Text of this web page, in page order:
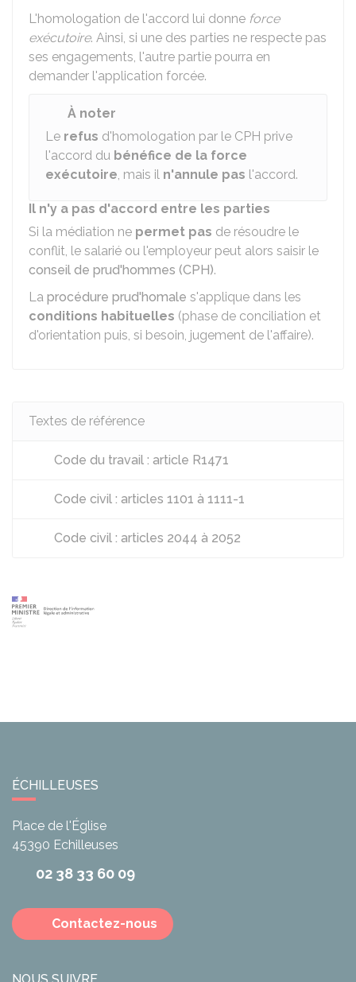
L'homologation de l'accord lui donne force
exécutoire. Ainsi, si une des parties ne respecte pas
ses engagements, l'autre partie pourra en
demander l'application forcée.
À noter
Le refus d'homologation par le CPH prive
l'accord du bénéfice de la force
exécutoire, mais il n'annule pas l'accord.
Il n'y a pas d'accord entre les parties
Si la médiation ne permet pas de résoudre le
conflit, le salarié ou l'employeur peut alors saisir le
conseil de prud'hommes (CPH).
La procédure prud'homale s'applique dans les
conditions habituelles (phase de conciliation et
d'orientation puis, si besoin, jugement de l'affaire).
Textes de référence
Code du travail : article R1471
Code civil : articles 1101 à 1111-1
Code civil : articles 2044 à 2052
ÉCHILLEUSES
Place de l'Église
45390 Echilleuses
02 38 33 60 09
Contactez-nous
NOUS SUIVRE